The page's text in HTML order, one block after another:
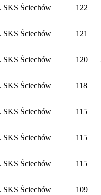
SKS Ściechów 122
SKS Ściechów 121
SKS Ściechów 120
SKS Ściechów 118
SKS Ściechów 115
SKS Ściechów 115
SKS Ściechów 115
SKS Ściechów 109